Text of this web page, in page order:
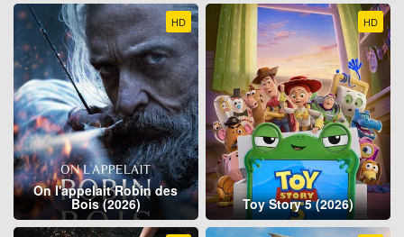
HD
On l'appelait Robin des
Bois (2026)
HD
Toy Story 5 (2026)